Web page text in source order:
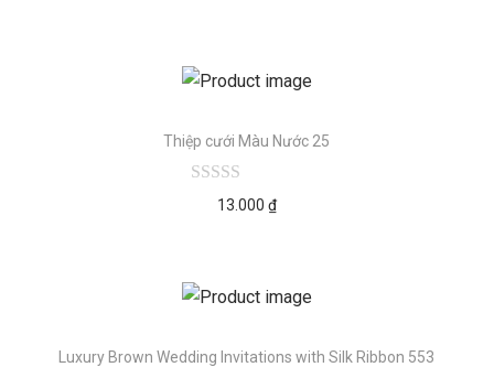
Thiệp cưới Màu Nước 25
13.000 ₫
Luxury Brown Wedding Invitations with Silk Ribbon 553